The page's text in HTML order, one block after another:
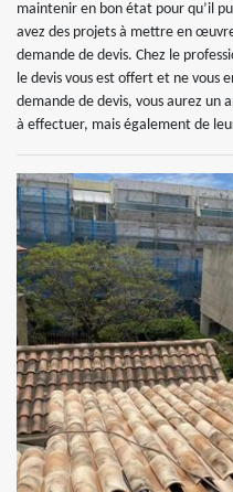
maintenir en bon état pour qu’il
avez des projets à mettre en
demande de devis. Chez le
le devis vous est offert et ne vous
demande de devis, vous aurez un
à effectuer, mais également de